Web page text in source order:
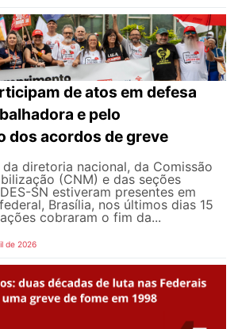
de atos em defesa
e pelo
dos acordos de greve
da diretoria nacional, da Comissão
(CNM) e das seções
SN estiveram presentes em
Brasília, nos últimos dias 15
cobraram o fim da...
de 2026